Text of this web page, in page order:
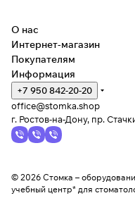
О нас
Интернет-магазин
Покупателям
Информация
+7 950 842-20-20
office@stomka.shop
г. Ростов-на-Дону, пр.
© 2026 Стомка –
учебный центр* для